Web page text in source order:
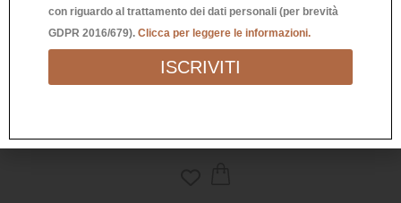
BICCHIERE “FAI UN BEL SORRISO”
con riguardo al trattamento dei dati personali (per brevità
GDPR 2016/679). Clicca per leggere le informazioni.
ISCRIVITI